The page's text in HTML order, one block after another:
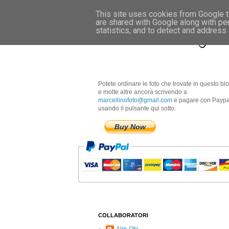
Marcellino
Potete ordinare le foto che trovate in questo
e molte altre ancora scrivendo a
marcellinofoto@gmail.com e pagare con
usando il pulsante qui sotto.
Buy Now
COLLABORATORI
This site uses cookies from Google
are shared with Google along with
statistics, and to detect and address